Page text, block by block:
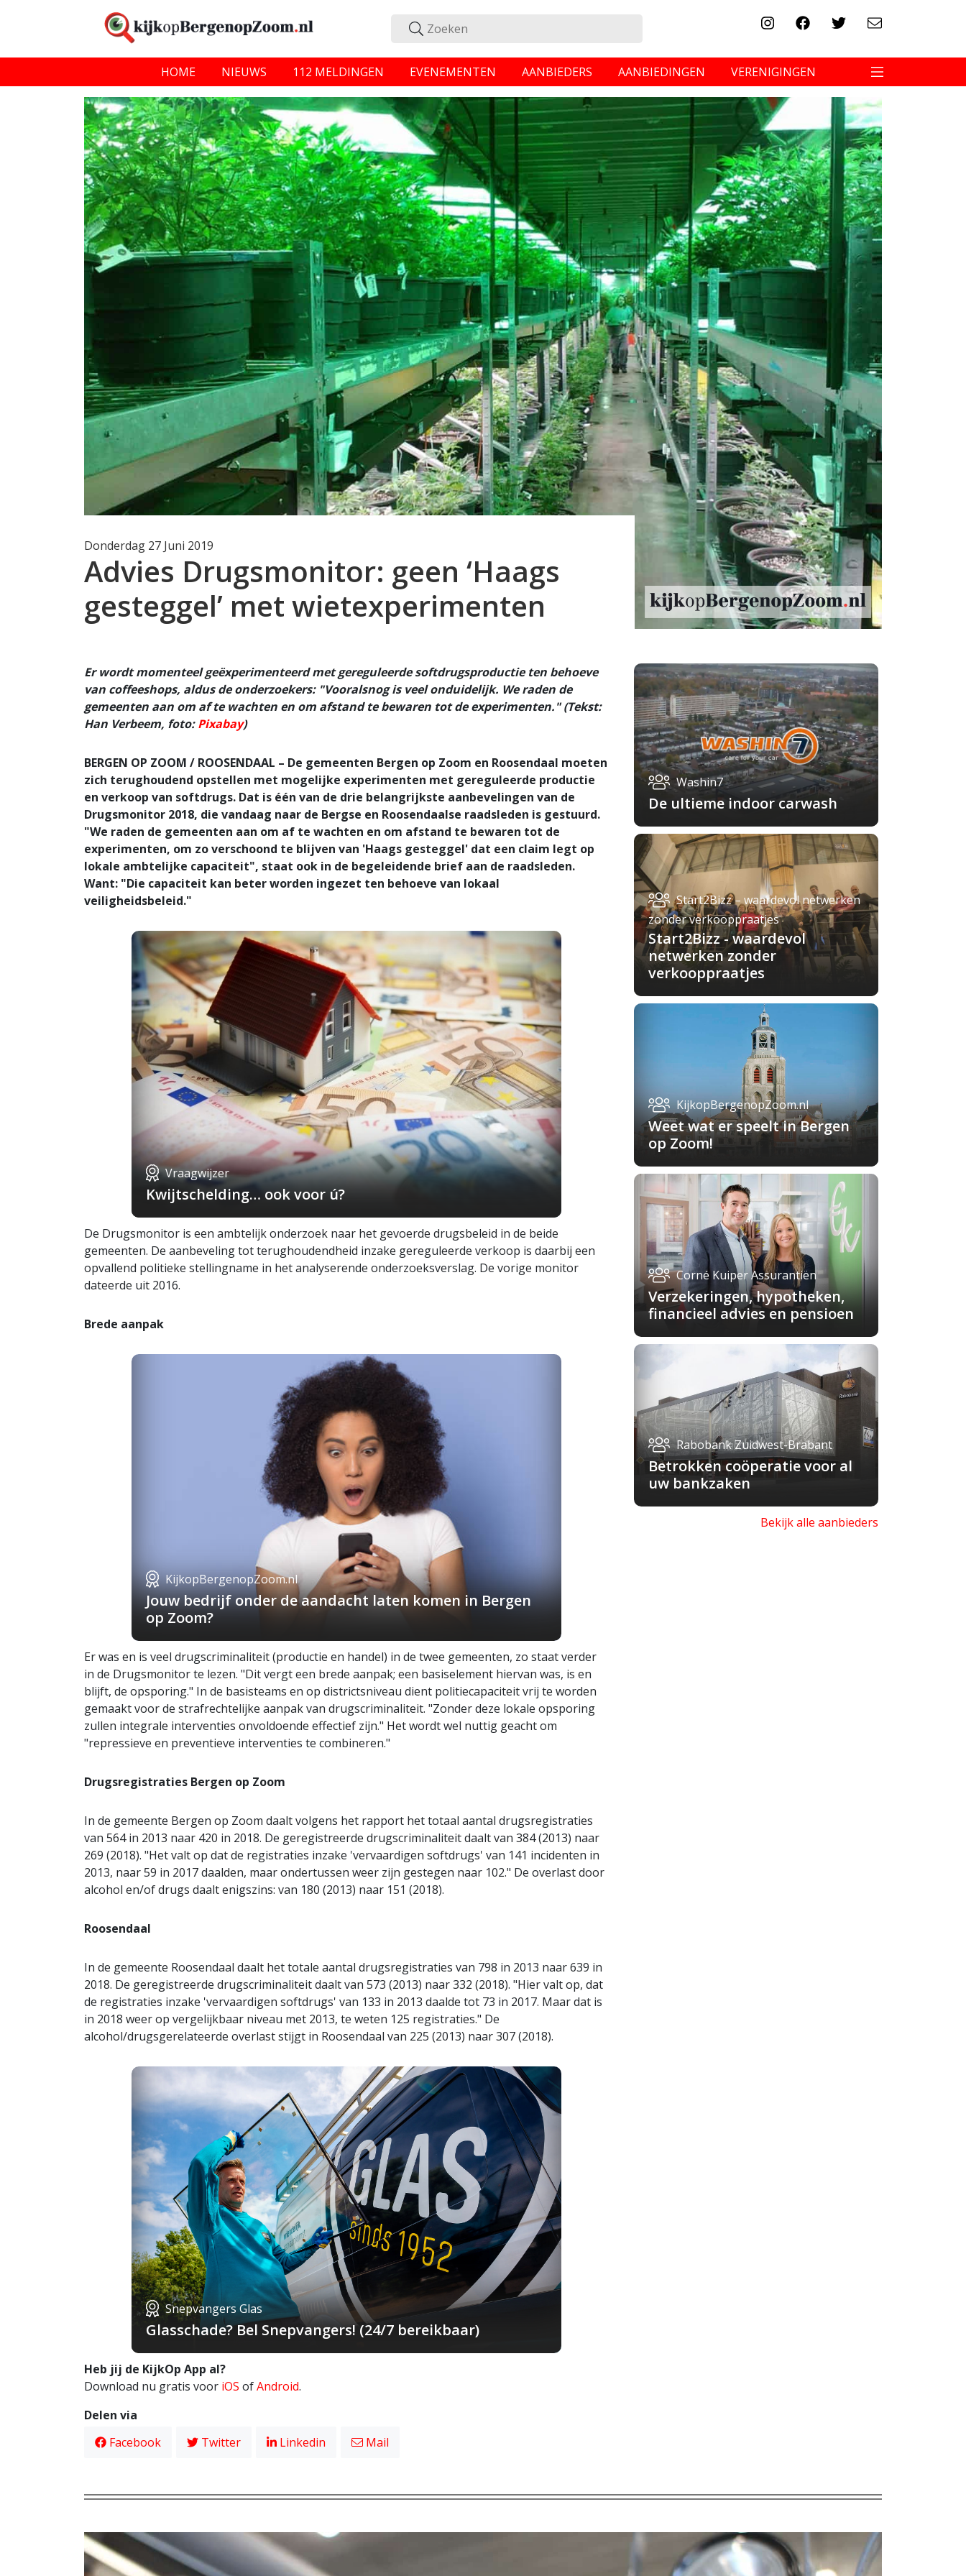
HOME NIEUWS 112 MELDINGEN EVENEMENTEN AANBIEDERS AANBIEDINGEN VERENIGINGEN
Donderdag 27 Juni 2019
Advies Drugsmonitor: geen ‘Haags
gesteggel’ met wietexperimenten
Er wordt momenteel geëxperimenteerd met gereguleerde softdrugsproductie ten behoeve
van coffeeshops, aldus de onderzoekers: "Vooralsnog is veel onduidelijk. We raden de
gemeenten aan om af te wachten en om afstand te bewaren tot de experimenten." (Tekst:
Han Verbeem, foto:Pixabay)
BERGEN OP ZOOM / ROOSENDAAL – De gemeenten Bergen op Zoom en Roosendaal moeten
zich terughoudend opstellen met mogelijke experimenten met gereguleerde productie
en verkoop van softdrugs. Dat is één van de drie belangrijkste aanbevelingen van de
Drugsmonitor 2018, die vandaag naar de Bergse en Roosendaalse raadsleden is gestuurd.
"We raden de gemeenten aan om af te wachten en om afstand te bewaren tot de
experimenten, om zo verschoond te blijven van 'Haags gesteggel' dat een claim legt op
lokale ambtelijke capaciteit", staat ook in de begeleidende brief aan de raadsleden.
Want: "Die capaciteit kan beter worden ingezet ten behoeve van lokaal
veiligheidsbeleid."
Vraagwijzer
Kwijtschelding… ook voor ú?
De Drugsmonitor is een ambtelijk onderzoek naar het gevoerde drugsbeleid in de beide
gemeenten. De aanbeveling tot terughoudendheid inzake gereguleerde verkoop is daarbij een
opvallend politieke stellingname in het analyserende onderzoeksverslag. De vorige monitor
dateerde uit 2016.
Brede aanpak
KijkopBergenopZoom.nl
Jouw bedrijf onder de aandacht laten komen in Bergen
op Zoom?
Er was en is veel drugscriminaliteit (productie en handel) in de twee gemeenten, zo staat verder
in de Drugsmonitor te lezen. "Dit vergt een brede aanpak; een basiselement hiervan was, is en
blijft, de opsporing." In de basisteams en op districtsniveau dient politiecapaciteit vrij te worden
gemaakt voor de strafrechtelijke aanpak van drugscriminaliteit. "Zonder deze lokale opsporing
zullen integrale interventies onvoldoende effectief zijn." Het wordt wel nuttig geacht om
"repressieve en preventieve interventies te combineren."
Drugsregistraties Bergen op Zoom
In de gemeente Bergen op Zoom daalt volgens het rapport het totaal aantal drugsregistraties
van 564 in 2013 naar 420 in 2018. De geregistreerde drugscriminaliteit daalt van 384 (2013) naar
269 (2018). "Het valt op dat de registraties inzake 'vervaardigen softdrugs' van 141 incidenten in
2013, naar 59 in 2017 daalden, maar ondertussen weer zijn gestegen naar 102." De overlast door
alcohol en/of drugs daalt enigszins: van 180 (2013) naar 151 (2018).
Roosendaal
In de gemeente Roosendaal daalt het totale aantal drugsregistraties van 798 in 2013 naar 639 in
2018. De geregistreerde drugscriminaliteit daalt van 573 (2013) naar 332 (2018). "Hier valt op, dat
de registraties inzake 'vervaardigen softdrugs' van 133 in 2013 daalde tot 73 in 2017. Maar dat is
in 2018 weer op vergelijkbaar niveau met 2013, te weten 125 registraties." De
alcohol/drugsgerelateerde overlast stijgt in Roosendaal van 225 (2013) naar 307 (2018).
Snepvangers Glas
Glasschade? Bel Snepvangers! (24/7 bereikbaar)
Heb jij de KijkOp App al?
Download nu gratis voor iOS ofAndroid.
Delen via
Facebook
Twitter Linkedin Mail
Washin7
De ultieme indoor carwash
Start2Bizz – waardevol netwerken
zonder verkooppraatjes
Start2Bizz - waardevol
netwerken zonder
verkooppraatjes
KijkopBergenopZoom.nl
Weet wat er speelt in Bergen
op Zoom!
Corné Kuiper Assurantiën
Verzekeringen, hypotheken,
financieel advies en pensioen
Rabobank Zuidwest-Brabant
Betrokken coöperatie voor al
uw bankzaken
Bekijk alle aanbieders